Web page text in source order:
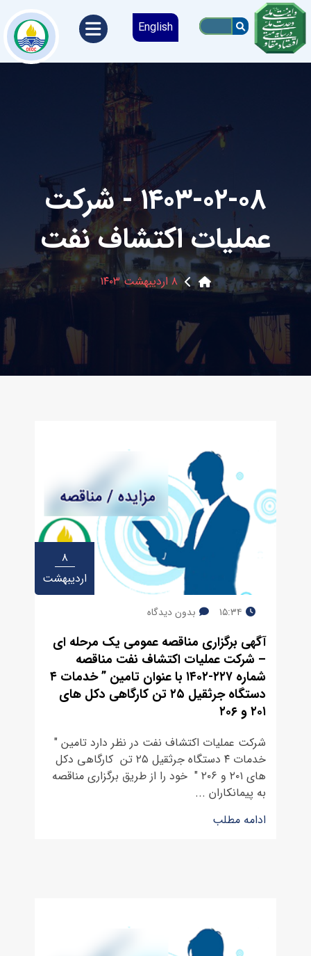
English
۱۴۰۳-۰۲-۰۸ - شرکت
عملیات اکتشاف نفت
۸ اردیبهشت ۱۴۰۳
۸
اردیبهشت
۱۵:۳۴ بدون دیدگاه
آگهی برگزاری مناقصه عمومی یک مرحله ای
– شرکت عملیات اکتشاف نفت مناقصه
شماره ۲۲۷-۱۴۰۲ با عنوان تامین ” خدمات ۴
دستگاه جرثقیل ۲۵ تن کارگاهی دکل های
۲۰۱ و ۲۰۶
شرکت عملیات اکتشاف نفت در نظر دارد تامین "
خدمات ۴ دستگاه جرثقیل ۲۵ تن کارگاهی دکل
های ۲۰۱ و ۲۰۶ " خود را از طریق برگزاری مناقصه
به پیمانکاران ...
ادامه مطلب